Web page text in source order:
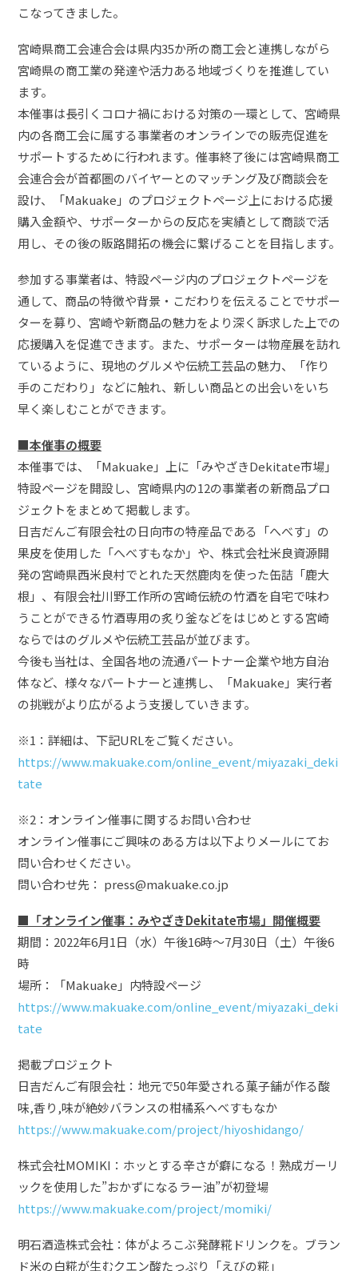
こなってきました。
宮崎県商工会連合会は県内35か所の商工会と連携しながら
宮崎県の商工業の発達や活力ある地域づくりを推進してい
ます。
本催事は長引くコロナ禍における対策の一環として、宮崎県
内の各商工会に属する事業者のオンラインでの販売促進を
サポートするために行われます。催事終了後には宮崎県商工
会連合会が首都圏のバイヤーとのマッチング及び商談会を
設け、「Makuake」のプロジェクトページ上における応援
購入金額や、サポーターからの反応を実績として商談で活
用し、その後の販路開拓の機会に繋げることを目指します。
参加する事業者は、特設ページ内のプロジェクトページを
通して、商品の特徴や背景・こだわりを伝えることでサポー
ターを募り、宮崎や新商品の魅力をより深く訴求した上での
応援購入を促進できます。また、サポーターは物産展を訪れ
ているように、現地のグルメや伝統工芸品の魅力、「作り
手のこだわり」などに触れ、新しい商品との出会いをいち
早く楽しむことができます。
■本催事の概要
本催事では、「Makuake」上に「みやざきDekitate市場」
特設ページを開設し、宮崎県内の12の事業者の新商品プロ
ジェクトをまとめて掲載します。
日吉だんご有限会社の日向市の特産品である「へべす」の
果皮を使用した「へべすもなか」や、株式会社米良資源開
発の宮崎県西米良村でとれた天然鹿肉を使った缶詰「鹿大
根」、有限会社川野工作所の宮崎伝統の竹酒を自宅で味わ
うことができる竹酒専用の炙り釜などをはじめとする宮崎
ならではのグルメや伝統工芸品が並びます。
今後も当社は、全国各地の流通パートナー企業や地方自治
体など、様々なパートナーと連携し、「Makuake」実行者
の挑戦がより広がるよう支援していきます。
※1：詳細は、下記URLをご覧ください。
https://www.makuake.com/online_event/miyazaki_deki
tate
※2：オンライン催事に関するお問い合わせ
オンライン催事にご興味のある方は以下よりメールにてお
問い合わせください。
問い合わせ先： press@makuake.co.jp
■「オンライン催事：みやざきDekitate市場」開催概要
期間：2022年6月1日（水）午後16時〜7月30日（土）午後6
時
場所：「Makuake」内特設ページ
https://www.makuake.com/online_event/miyazaki_deki
tate
掲載プロジェクト
日吉だんご有限会社：地元で50年愛される菓子舗が作る酸
味,香り,味が絶妙バランスの柑橘系へべすもなか
https://www.makuake.com/project/hiyoshidango/
株式会社MOMIKI：ホッとする辛さが癖になる！熟成ガーリ
ックを使用した”おかずになるラー油”が初登場
https://www.makuake.com/project/momiki/
明石酒造株式会社：体がよろこぶ発酵糀ドリンクを。ブラン
ド米の白糀が生むクエン酸たっぷり「えびの糀」